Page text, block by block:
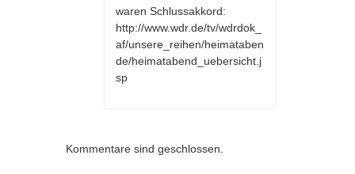
waren Schlussakkord:
http://www.wdr.de/tv/wdrdok_
af/unsere_reihen/heimataben
de/heimatabend_uebersicht.j
sp
Kommentare sind geschlossen.